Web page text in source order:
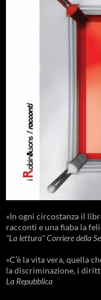
«In ogni circostanza il
racconti e una fiaba la
"La lettura" Corriere della
«C’è la vita vera, quella
la discriminazione, i
La Repubblica